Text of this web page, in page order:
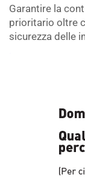
Garantire la
prioritario oltre
sicurezza delle